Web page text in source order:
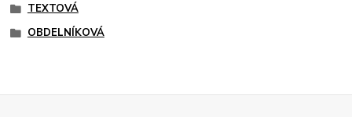
TEXTOVÁ
OBDELNÍKOVÁ